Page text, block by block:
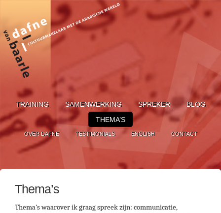
TRAINING SAMENWERKING SPREKER
BLOG
THEMA’S
OVER DAFNE TESTIMONIALS ENGLISH CONTACT
Thema’s
Thema’s waarover ik graag spreek zijn: communicatie,